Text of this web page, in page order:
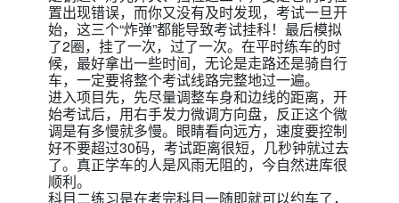
置出现错误，而你又没有及时发现，考试一旦开
始，这三个“炸弹”都能导致考试挂科！ 最后模拟
了2圈，挂了一次，过了一次。 在平时练车的时
候，最好拿出一些时间，无论是走路还是骑自行
车，一定要将整个考试线路完整地过一遍。
进入项目先，先尽量调整车身和边线的距离，开
始考试后，用右手发力微调方向盘，反正这个微
调是有多慢就多慢。眼睛看向远方，速度要控制
好不要超过30码，考试距离很短，几秒钟就过去
了。 真正学车的人是风雨无阻的，今自然进库很
顺利。
科目二练习是在考完科目一随即就可以约车了，